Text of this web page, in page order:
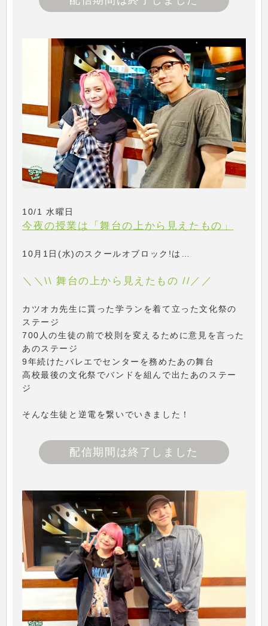
10/1 水曜日
今夜の授業は「舞台の上から見えたもの」
10月1日(水)のスクールオブロック!は…
＼＼\\ 舞台の上から見えたもの //／／
カツオカ先生に貰った学ランを着て立った文化祭の
ステージ
700人の生徒の前で校則を変えるために意見を言った
あのステージ
9年続けたバレエでセンターを務めたあの舞台
高校最後の文化祭でバンドを組んで出たあのステー
ジ
そんな生徒と逆電を繋いでいきました！
配信期間は終了しました